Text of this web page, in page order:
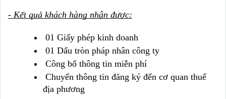
- Kết quả khách hàng nhận được:
01 Giấy phép kinh doanh
01 Dấu tròn pháp nhân công ty
Công bố thông tin miễn phí
Chuyển thông tin đăng ký đến cơ quan thuế
địa phương